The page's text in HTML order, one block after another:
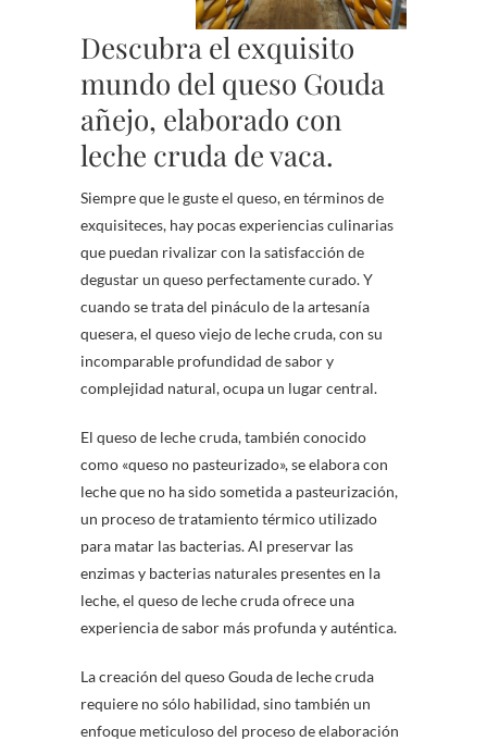
Descubra el exquisito
mundo del queso Gouda
añejo, elaborado con
leche cruda de vaca.
Siempre que le guste el queso, en términos de
exquisiteces, hay pocas experiencias culinarias
que puedan rivalizar con la satisfacción de
degustar un queso perfectamente curado. Y
cuando se trata del pináculo de la artesanía
quesera, el queso viejo de leche cruda, con su
incomparable profundidad de sabor y
complejidad natural, ocupa un lugar central.
El queso de leche cruda, también conocido
como «queso no pasteurizado», se elabora con
leche que no ha sido sometida a pasteurización,
un proceso de tratamiento térmico utilizado
para matar las bacterias. Al preservar las
enzimas y bacterias naturales presentes en la
leche, el queso de leche cruda ofrece una
experiencia de sabor más profunda y auténtica.
La creación del queso Gouda de leche cruda
requiere no sólo habilidad, sino también un
enfoque meticuloso del proceso de elaboración